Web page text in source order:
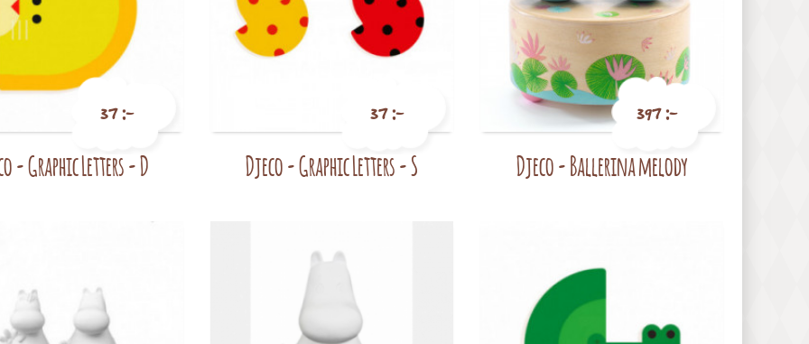
Pris
37 :-
- Graphic Letters - D Pris
37 :-
Djeco - Graphic Letters - S Pris
397 :-
Djeco - Ballerina melody